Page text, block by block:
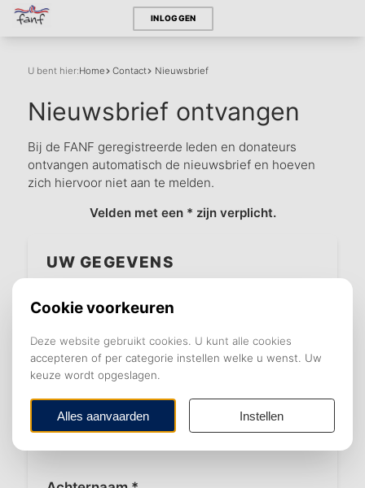
INLOGGEN
U bent hier:Home Contact Nieuwsbrief
Nieuwsbrief ontvangen
Bij de FANF geregistreerde leden en donateurs
ontvangen automatisch de nieuwsbrief en hoeven
zich hiervoor niet aan te melden.
Velden met een * zijn verplicht.
UW GEGEVENS
Voornaam *
Tussenvoegsel